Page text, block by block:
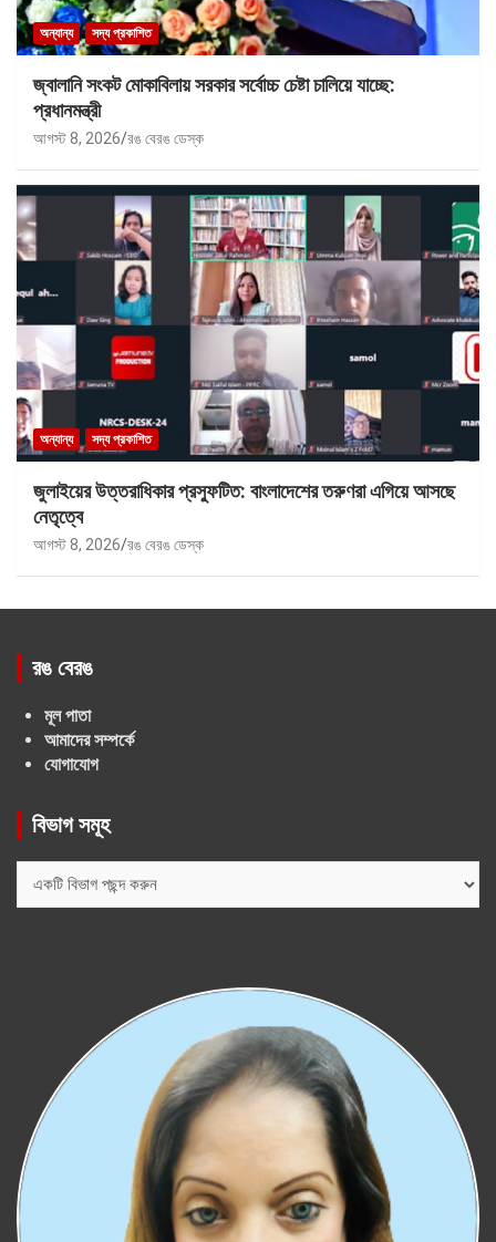
অন্যান্য সদ্য প্রকাশিত
জ্বালানি সংকট মোকাবিলায় সরকার সর্বোচ্চ চেষ্টা চালিয়ে যাচ্ছে:
প্রধানমন্ত্রী
আগস্ট 8, 2026 রঙ বেরঙ ডেস্ক
অন্যান্য সদ্য প্রকাশিত
জুলাইয়ের উত্তরাধিকার প্রস্ফুটিত: বাংলাদেশের তরুণরা এগিয়ে আসছে
নেতৃত্বে
আগস্ট 8, 2026 রঙ বেরঙ ডেস্ক
রঙ বেরঙ
মূল পাতা
আমাদের সম্পর্কে
যোগাযোগ
বিভাগ সমূহ